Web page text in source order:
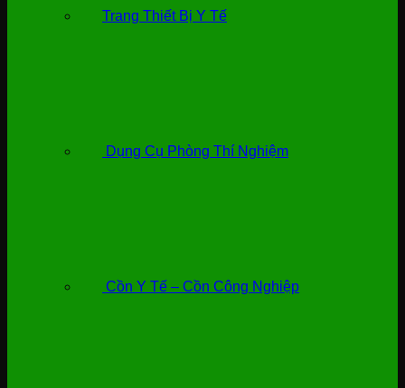
Trang Thiết Bị Y Tế
Dụng Cụ Phòng Thí Nghiệm
Cồn Y Tế – Cồn Công Nghiệp